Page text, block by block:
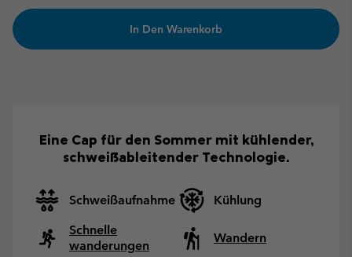
In Den Warenkorb
Eine Cap für den Sommer mit kühlender,
schweißableitender Technologie.
Schweißaufnahme
Kühlung
Schnelle
wanderungen
Wandern